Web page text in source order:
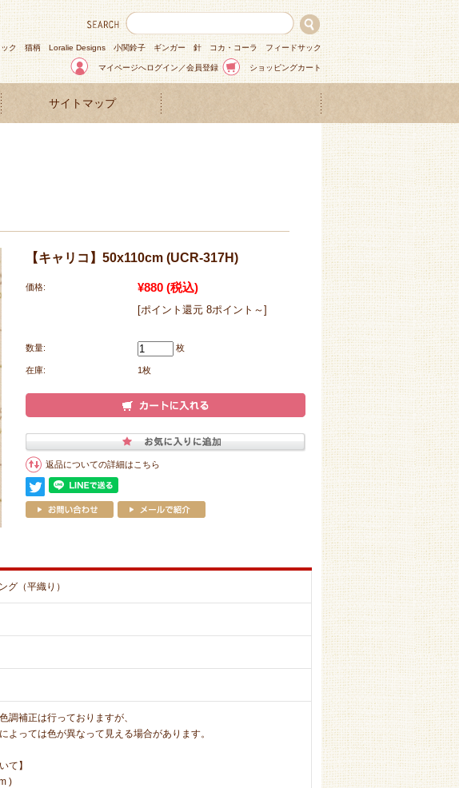
ク 猫柄 Loralie Designs 小関鈴子 ギンガー 針 コカ・コーラ フィードサック
マイページへログイン／会員登録 ショッピングカート
サイトマップ
【キャリコ】50x110cm (UCR-317H)
価格: ¥880 (税込)
[ポイント還元 8ポイント～]
数量: 枚
在庫: 1枚
返品についての詳細はこちら
（平織り）
調補正は行っておりますが、
よっては色が異なって見える場合があります。
て】
)